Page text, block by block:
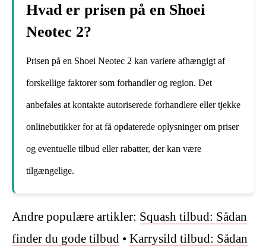
Hvad er prisen på en Shoei
Neotec 2?
Prisen på en Shoei Neotec 2 kan variere afhængigt af
forskellige faktorer som forhandler og region. Det
anbefales at kontakte autoriserede forhandlere eller tjekke
onlinebutikker for at få opdaterede oplysninger om priser
og eventuelle tilbud eller rabatter, der kan være
tilgængelige.
Andre populære artikler: Squash tilbud: Sådan
finder du gode tilbud • Karrysild tilbud: Sådan